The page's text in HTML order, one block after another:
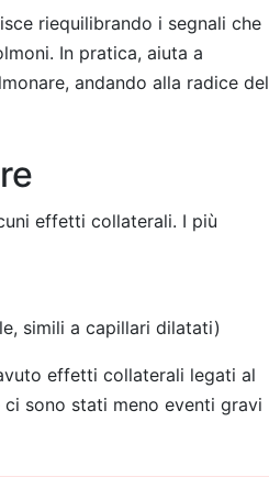
riequilibrando i segnali che
In pratica, aiuta a
andando alla radice del
effetti collaterali. I più
simili a capillari dilatati)
effetti collaterali legati al
ci sono stati meno eventi gravi